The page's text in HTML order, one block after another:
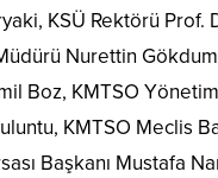
KSÜ Rektörü Prof.
Nurettin
Boz, KMTSO
KMTSO Meclis
Başkanı Mustafa